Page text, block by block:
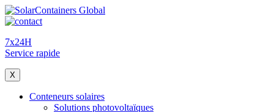
7x24H
Service rapide
X
Conteneurs solaires
Solutions photovoltaïques